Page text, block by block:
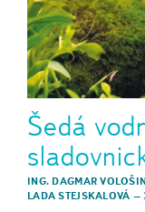
Šedá
ING. DAGMAR
LADA STEJSKALOVÁ –